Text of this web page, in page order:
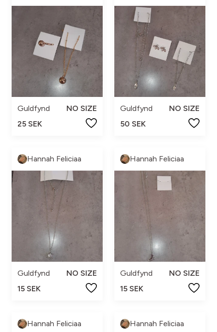
Guldfynd
NO SIZE
25 SEK
Guldfynd
NO SIZE
50 SEK
Hannah Feliciaa
Guldfynd
NO SIZE
15 SEK
Hannah Feliciaa
Guldfynd
NO SIZE
15 SEK
Hannah Feliciaa Hannah Feliciaa